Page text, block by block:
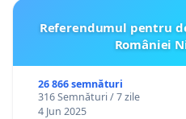
Referendumul pentru
României
26 866 semnături
316 Semnături / 7 zile
4 Jun 2025